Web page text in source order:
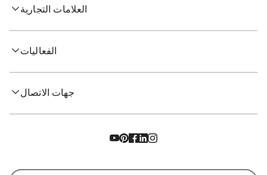
العلامات التجارية
الفعاليات
جهات الاتصال